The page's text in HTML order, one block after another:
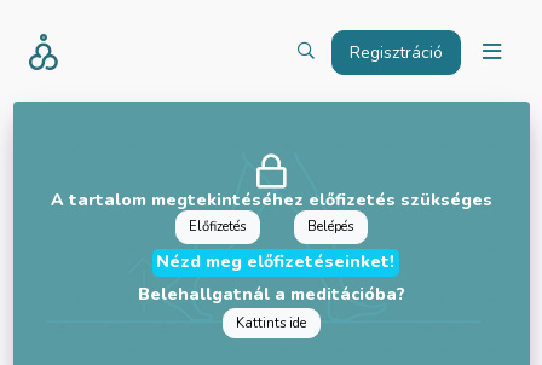
Regisztráció
A tartalom megtekintéséhez előfizetés szükséges
Előfizetés Belépés
Nézd meg előfizetéseinket!
Belehallgatnál a meditációba?
Kattints ide